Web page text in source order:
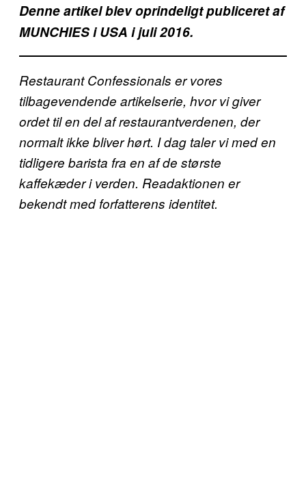
Denne artikel blev oprindeligt publiceret af
MUNCHIES i USA i juli 2016.
Restaurant Confessionals er vores
tilbagevendende artikelserie, hvor vi giver
ordet til en del af restaurantverdenen, der
normalt ikke bliver hørt. I dag taler vi med en
tidligere barista fra en af de største
kaffekæder i verden. Readaktionen er
bekendt med forfatterens identitet.